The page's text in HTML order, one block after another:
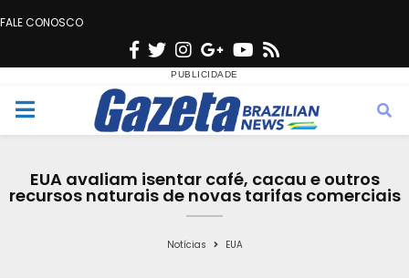
FALE CONOSCO
F
c
e
o
T
w
i
t
e
n
s
t
g
r
a
G
o
o
g
e
Y
u
t
b
s
M
n
EUA avaliam isentar café, cacau e outros
recursos naturais de novas tarifas comerciais
Notícias EUA